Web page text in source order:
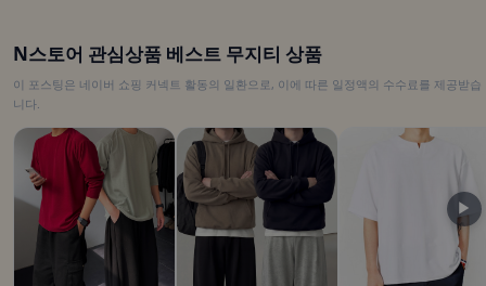
N스토어 관심상품 베스트 무지티 상품
이 포스팅은 네이버 쇼핑 커넥트 활동의 일환으로, 이에 따른 일정액의 수수료를 제공받습
니다.
▶